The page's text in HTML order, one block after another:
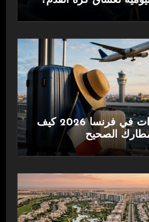
دليل أكواد المطارات في فرنسا 2026 كيف
الصحيح